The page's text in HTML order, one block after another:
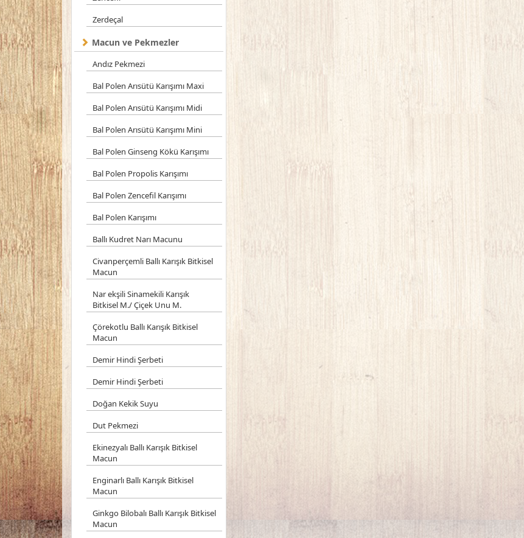
Zerdeçal
Macun ve Pekmezler
Andız Pekmezi
Bal Polen Arısütü Karışımı Maxi
Bal Polen Arısütü Karışımı Midi
Bal Polen Arısütü Karışımı Mini
Bal Polen Ginseng Kökü Karışımı
Bal Polen Propolis Karışımı
Bal Polen Zencefil Karışımı
Bal Polen Karışımı
Ballı Kudret Narı Macunu
Civanperçemli Ballı Karışık Bitkisel
Macun
Nar ekşili Sinamekili Karışık
Bitkisel M./ Çiçek Unu M.
Çörekotlu Ballı Karışık Bitkisel
Macun
Demir Hindi Şerbeti
Demir Hindi Şerbeti
Doğan Kekik Suyu
Dut Pekmezi
Ekinezyalı Ballı Karışık Bitkisel
Macun
Enginarlı Ballı Karışık Bitkisel
Macun
Ginkgo Bilobalı Ballı Karışık Bitkisel
Macun